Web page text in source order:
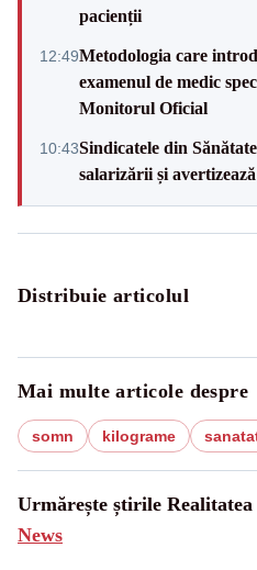
pacienții
12:49Metodologia care
examenul de medic
Monitorul Oficial
10:43Sindicatele din
salarizării și
Distribuie articolul
Mai multe articole despre
somn kilograme
Urmărește știrile Realitatea
News